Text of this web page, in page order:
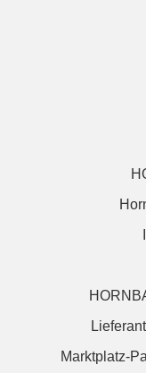
Marktplatz-